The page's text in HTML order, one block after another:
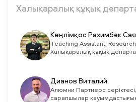
Халықаралық құқық
Көңлімқос Рахимбек
Teaching Assistant,
Халықаралық құқық
Дианов Виталий
Алюмни Партнерс
сарапшылар